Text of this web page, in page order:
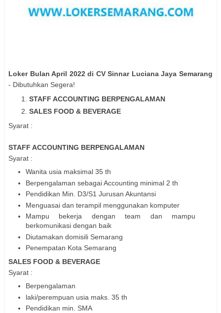
Loker Bulan April 2022 di CV Sinnar Luciana Jaya Semarang
- Dibutuhkan Segera!
STAFF ACCOUNTING BERPENGALAMAN
SALES FOOD & BEVERAGE
Syarat :
STAFF ACCOUNTING BERPENGALAMAN
Syarat :
Wanita usia maksimal 35 th
Berpengalaman sebagai Accounting minimal 2 th
Pendidikan Min. D3/S1 Jurusan Akuntansi
Menguasai dan terampil menggunakan komputer
Mampu bekerja dengan team dan mampu
berkomunikasi dengan baik
Diutamakan domisili Semarang
Penempatan Kota Semarang
SALES FOOD & BEVERAGE
Syarat :
Berpengalaman
laki/perempuan usia maks. 35 th
Pendidikan min. SMA